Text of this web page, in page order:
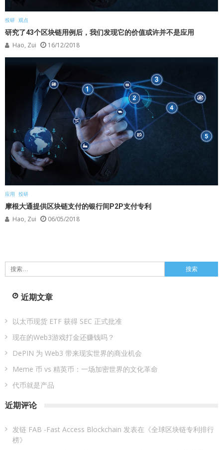
投研 观点
研究了43个区块链用例后，我们发现它的价值或许并不是应用
Hao, Zui 16/12/2018
应用 投研
摩根大通提供区块链支付的银行间P2P支付专利
Hao, Zui 06/05/2018
搜
索：
近期文章
以太币现货 ETF 获得 SEC 正式批准
现在的Web3游戏打金还赚钱吗？
DePIN 为 Web3 带来现实世界的商业机会
Meme 币 vs 精英币：一场加密世界的文化革命
代币就是产品
近期评论
发链 FAB -Fast Access Blockchain 发表在《全球区块链专利排行
榜》